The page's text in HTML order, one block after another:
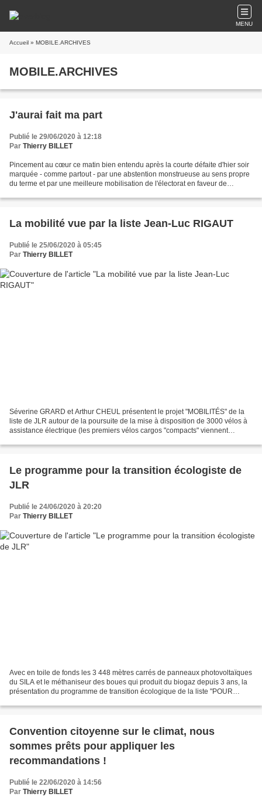
MENU
Accueil » MOBILE.ARCHIVES
MOBILE.ARCHIVES
J'aurai fait ma part
Publié le 29/06/2020 à 12:18
Par Thierry BILLET
Pincement au cœur ce matin bien entendu après la courte défaite d'hier soir
marquée - comme partout - par une abstention monstrueuse au sens propre
du terme et par une meilleure mobilisation de l'électorat en faveur de
La mobilité vue par la liste Jean-Luc RIGAUT
Publié le 25/06/2020 à 05:45
Par Thierry BILLET
Séverine GRARD et Arthur CHEUL présentent le projet "MOBILITÉS" de la
liste de JLR autour de la poursuite de la mise à disposition de 3000 vélos à
assistance électrique (les premiers vélos cargos "compacts" viennent
Le programme pour la transition écologiste de
JLR
Publié le 24/06/2020 à 20:20
Par Thierry BILLET
Avec en toile de fonds les 3 448 mètres carrés de panneaux photovoltaïques
du SILA et le méthaniseur des boues qui produit du biogaz depuis 3 ans, la
présentation du programme de transition écologique de la liste "POUR
Convention citoyenne sur le climat, nous
sommes prêts pour appliquer les
recommandations !
Publié le 22/06/2020 à 14:56
Par Thierry BILLET